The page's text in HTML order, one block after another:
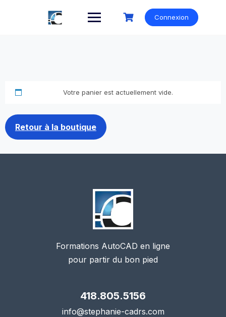
Connexion
Votre panier est actuellement vide.
Retour à la boutique
Formations AutoCAD en ligne
pour partir du bon pied
418.805.5156
info@stephanie-cadrs.com